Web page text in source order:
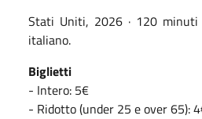
Stati Uniti, 2026 · 120 minuti
italiano.
Biglietti
- Intero: 5€
- Ridotto (under 25 e over 65):